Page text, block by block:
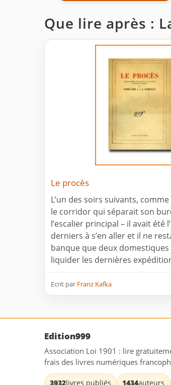
Que lire après :
Le procès
L’un des soirs suivants,
le corridor qui séparait son
l’escalier principal – il avait été
derniers à s’en aller et il ne
banque que deux
liquider les dernières
Ecrit par Franz Kafka
Edition999
Association Loi 1901 : lire
frais des livres numériques
3932livres publiés 1434auteurs